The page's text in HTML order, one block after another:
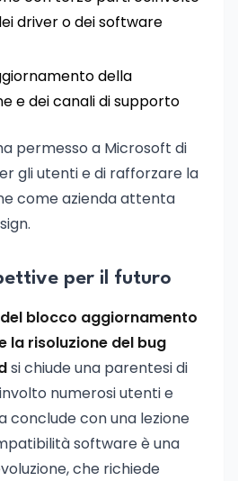
driver o dei software
della
e dei canali di supporto
permesso a Microsoft di
gli utenti e di rafforzare la
come azienda attenta
per il futuro
blocco aggiornamento
la risoluzione del bug
si chiude una parentesi di
numerosi utenti e
conclude con una lezione
software è una
che richiede